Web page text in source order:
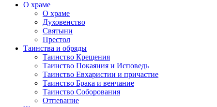
О храме
О храме
Духовенство
Святыни
Престол
Таинства и обряды
Таинство Крещения
Таинство Покаяния и Исповедь
Таинство Евхаристии и причастие
Таинство Брака и венчание
Таинство Соборования
Отпевание